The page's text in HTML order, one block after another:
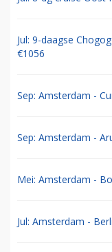
Jul: 9-daagse
€1056
Sep: Amsterdam -
Sep: Amsterdam -
Mei: Amsterdam -
Jul: Amsterdam -